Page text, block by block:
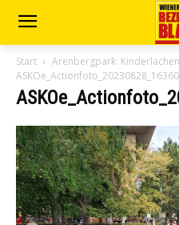
Start
Arenbergpark: